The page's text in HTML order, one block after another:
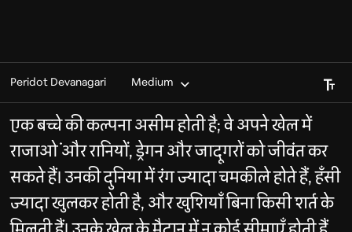
Peridot Devanagari Medium Font
एक बच्चे की कल्पना असीम होती है; वे अपने खेल में
राजाओं और रानियों, ड्रेगन और जादूगरों को जीवंत कर
सकते हैं। उनकी दुनिया में रंग ज्यादा चमकीले होते हैं, हँसी
ज्यादा खुलकर होती है, और खुशियाँ बिना किसी शर्त के